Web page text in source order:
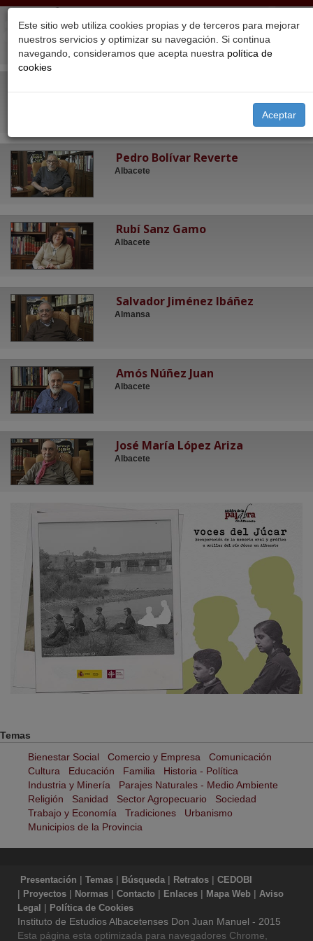
Este sitio web utiliza cookies propias y de terceros para mejorar
nuestros servicios y optimizar su navegación. Si continua
navegando, consideramos que acepta nuestra política de
cookies
Aceptar
Pedro Bolívar Reverte
Albacete
Rubí Sanz Gamo
Albacete
Salvador Jiménez Ibáñez
Almansa
Amós Núñez Juan
Albacete
José María López Ariza
Albacete
Temas
Bienestar Social
Comercio y Empresa
Comunicación
Cultura
Educación Familia
Historia - Política
Industria y Minería
Parajes Naturales - Medio Ambiente
Religión
Sanidad Sector Agropecuario
Sociedad
Trabajo y Economía
Tradiciones
Urbanismo
Municipios de la Provincia
Presentación | Temas | Búsqueda | Retratos | CEDOBI
| Proyectos | Normas | Contacto | Enlaces | Mapa Web | Aviso
Legal | Política de Cookies
Instituto de Estudios Albacetenses Don Juan Manuel - 2015
Esta página esta optimizada para navegadores Chrome,